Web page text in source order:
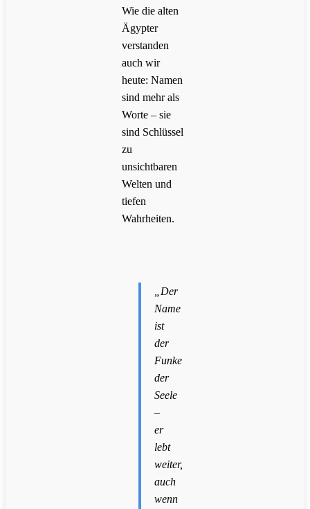
Wie die alten
Ägypter
verstanden
auch wir
heute: Namen
sind mehr als
Worte – sie
sind Schlüssel
zu
unsichtbaren
Welten und
tiefen
Wahrheiten.
„Der
Name
ist
der
Funke
der
Seele
–
er
lebt
weiter,
auch
wenn